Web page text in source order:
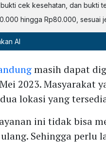
cek kesehatan, dan bukti
hingga Rp80.000, sesuai
AI
masih dapat
2023. Masyarakat
lokasi yang
ini tidak bisa
Sehingga perlu